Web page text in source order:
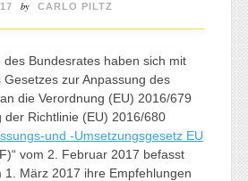
by CARLO PILTZ
des Bundesrates haben sich mit
Gesetzes zur Anpassung des
die Verordnung (EU) 2016/679
der Richtlinie (EU) 2016/680
und -Umsetzungsgesetz EU
vom 2. Februar 2017 befasst
1. März 2017 ihre Empfehlungen